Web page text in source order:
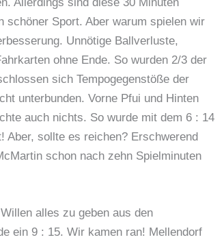
schöner Sport. Aber warum spielen wir
Unnötige Ballverluste,
ohne Ende. So wurden 2/3 der
sich Tempogegenstöße der
unterbunden. Vorne Pfui und Hinten
auch nichts. So wurde mit dem 6 : 14
Aber, sollte es reichen? Erschwerend
schon nach zehn Spielminuten
alles zu geben aus den
ein 9 : 15. Wir kamen ran! Mellendorf